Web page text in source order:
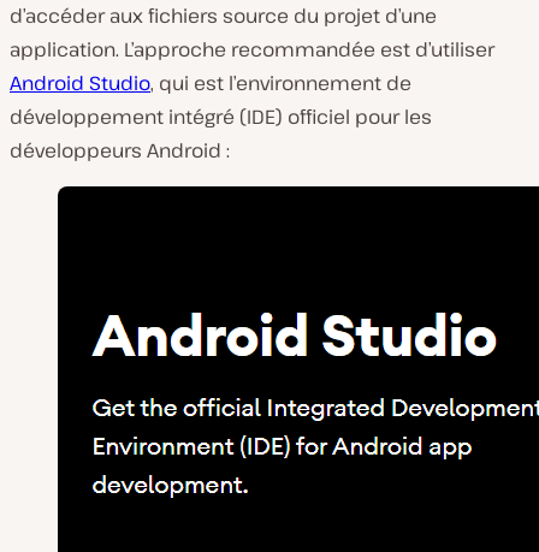
d’accéder aux fichiers source du projet d’une
application. L’approche recommandée est d’utiliser
Android Studio, qui est l’environnement de
développement intégré (IDE) officiel pour les
développeurs Android :